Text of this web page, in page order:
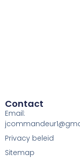
Contact
Email:
Privacy beleid
Sitemap